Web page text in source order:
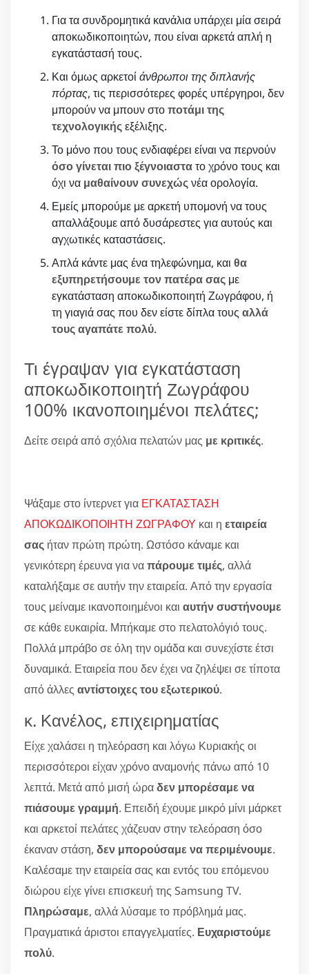
Για τα συνδρομητικά κανάλια υπάρχει μία σειρά
αποκωδικοποιητών, που είναι αρκετά απλή η
εγκατάστασή τους.
Και όμως αρκετοίάνθρωποι της διπλανής
πόρτας, τις περισσότερες φορές υπέργηροι, δεν
μπορούν να μπουν στοποτάμι της
τεχνολογικήςεξέλιξης.
Το μόνο που τους ενδιαφέρει είναι να περνούν
όσο γίνεται πιο ξέγνοιαστατο χρόνο τους και
όχι να μαθαίνουν συνεχώςνέα ορολογία.
Εμείς μπορούμε με αρκετή υπομονή να τους
απαλλάξουμε από δυσάρεστες για αυτούς και
αγχωτικές καταστάσεις.
Απλά κάντε μας ένα τηλεφώνημα, και θα
εξυπηρετήσουμε τον πατέρα σας με
εγκατάσταση αποκωδικοποιητή Ζωγράφου, ή
τη γιαγιά σας που δεν είστε δίπλα τους αλλά
τους αγαπάτε πολύ.
Τι έγραψαν για εγκατάσταση
αποκωδικοποιητή Ζωγράφου
100% ικανοποιημένοι πελάτες;
Δείτε σειρά από σχόλια πελατών μας με κριτικές.
Ψάξαμε στο ίντερνετ για ΕΓΚΑΤΑΣΤΑΣΗ
ΑΠΟΚΩΔΙΚΟΠΟΙΗΤΗ ΖΩΓΡΑΦΟΥ και η εταιρεία
σας ήταν πρώτη πρώτη. Ωστόσο κάναμε και
γενικότερη έρευνα για ναπάρουμε τιμές, αλλά
καταλήξαμε σε αυτήν την εταιρεία. Από την εργασία
τους μείναμε ικανοποιημένοι και αυτήν συστήνουμε
σε κάθε ευκαιρία. Μπήκαμε στο πελατολόγιό τους.
Πολλά μπράβο σε όλη την ομάδα και συνεχίστε έτσι
δυναμικά. Εταιρεία που δεν έχει να ζηλέψει σε τίποτα
από άλλες αντίστοιχες του εξωτερικού.
κ. Κανέλος, επιχειρηματίας
Είχε χαλάσει η τηλεόραση και λόγω Κυριακής οι
περισσότεροι είχαν χρόνο αναμονής πάνω από 10
λεπτά. Μετά από μισή ώραδεν μπορέσαμε να
πιάσουμε γραμμή. Επειδή έχουμε μικρό μίνι μάρκετ
και αρκετοί πελάτες χάζευαν στην τελεόραση όσο
έκαναν στάση, δεν μπορούσαμε να περιμένουμε.
Καλέσαμε την εταιρεία σας και εντός του επόμενου
διώρου είχε γίνει επισκευή της Samsung TV.
Πληρώσαμε, αλλά λύσαμε το πρόβλημά μας.
Πραγματικά άριστοι επαγγελματίες. Ευχαριστούμε
πολύ.